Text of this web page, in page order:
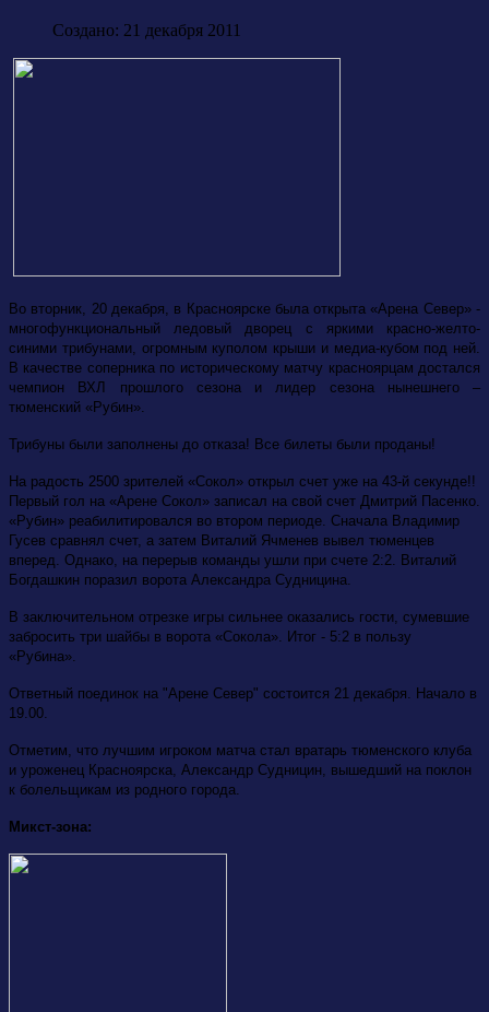
Создано: 21 декабря 2011
Во вторник, 20 декабря, в Красноярске была открыта «Арена Север» -
многофункциональный ледовый дворец с яркими красно-желто-
синими трибунами, огромным куполом крыши и медиа-кубом под ней.
В качестве соперника по историческому матчу красноярцам достался
чемпион ВХЛ прошлого сезона и лидер сезона нынешнего –
тюменский «Рубин».
Трибуны были заполнены до отказа! Все билеты были проданы!
На радость 2500 зрителей «Сокол» открыл счет уже на 43-й секунде!!
Первый гол на «Арене Сокол» записал на свой счет Дмитрий Пасенко.
«Рубин» реабилитировался во втором периоде. Сначала Владимир
Гусев сравнял счет, а затем Виталий Ячменев вывел тюменцев
вперед. Однако, на перерыв команды ушли при счете 2:2. Виталий
Богдашкин поразил ворота Александра Судницина.
В заключительном отрезке игры сильнее оказались гости, сумевшие
забросить три шайбы в ворота «Сокола». Итог - 5:2 в пользу
«Рубина».
Ответный поединок на "Арене Север" состоится 21 декабря. Начало в
19.00.
Отметим, что лучшим игроком матча стал вратарь тюменского клуба
и уроженец Красноярска, Александр Судницин, вышедший на поклон
к болельщикам из родного города.
Микст-зона: